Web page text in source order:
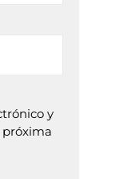
y
próxima